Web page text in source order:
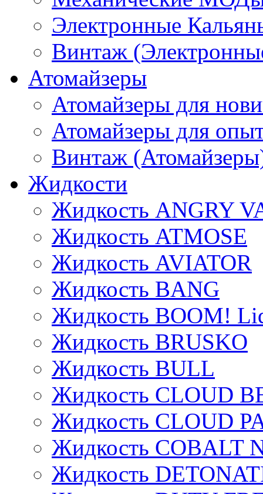
Электронные
Винтаж
Атомайзеры
Атомайзеры для
Атомайзеры для
Винтаж
Жидкости
Жидкость ANGRY
Жидкость ATMOSE
Жидкость AVIATOR
Жидкость BANG
Жидкость BOOM!
Жидкость BRUSKO
Жидкость BULL
Жидкость CLOUD
Жидкость CLOUD
Жидкость COBALT
Жидкость